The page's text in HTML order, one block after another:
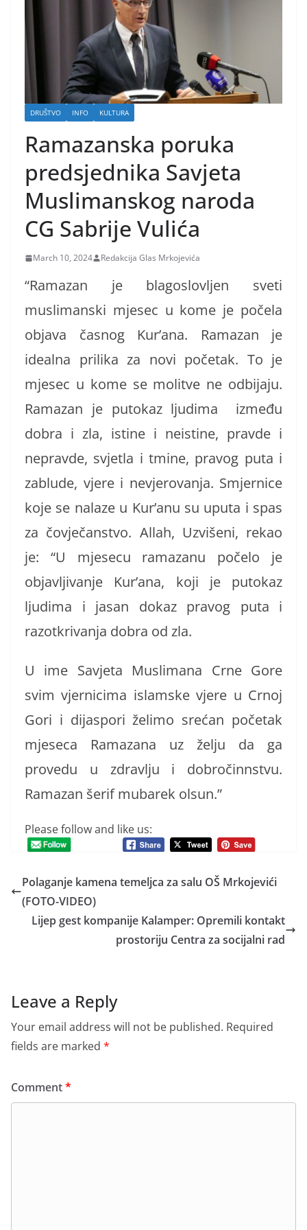
DRUŠTVO INFO KULTURA
Ramazanska poruka
predsjednika Savjeta
Muslimanskog naroda
CG Sabrije Vulića
March 10, 2024 Redakcija Glas Mrkojevića
“Ramazan je blagoslovljen sveti
muslimanski mjesec u kome je počela
objava časnog Kur’ana. Ramazan je
idealna prilika za novi početak. To je
mjesec u kome se molitve ne odbijaju.
Ramazan je putokaz ljudima između
dobra i zla, istine i neistine, pravde i
nepravde, svjetla i tmine, pravog puta i
zablude, vjere i nevjerovanja. Smjernice
koje se nalaze u Kur’anu su uputa i spas
za čovječanstvo. Allah, Uzvišeni, rekao
je: “U mjesecu ramazanu počelo je
objavljivanje Kur’ana, koji je putokaz
ljudima i jasan dokaz pravog puta i
razotkrivanja dobra od zla.
U ime Savjeta Muslimana Crne Gore
svim vjernicima islamske vjere u Crnoj
Gori i dijaspori želimo srećan početak
mjeseca Ramazana uz želju da ga
provedu u zdravlju i dobročinnstvu.
Ramazan šerif mubarek olsun.”
Please follow and like us:
Polaganje kamena temeljca za salu OŠ Mrkojevići
(FOTO-VIDEO)
Lijep gest kompanije Kalamper: Opremili kontakt
prostoriju Centra za socijalni rad
Leave a Reply
Your email address will not be published. Required
fields are marked *
Comment*